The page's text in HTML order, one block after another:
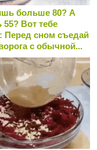
больше 80? А
Вот тебе
Перед сном съедай
с обычной...